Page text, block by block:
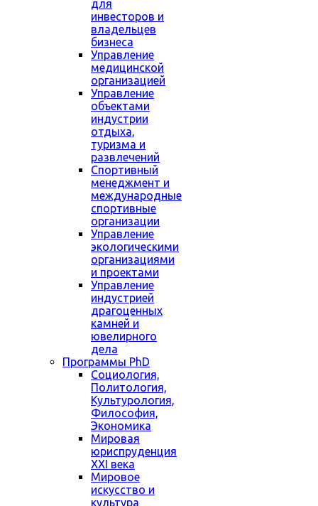
для
инвесторов и
владельцев
бизнеса
Управление
медицинской
организацией
Управление
объектами
индустрии
отдыха,
туризма и
развлечений
Спортивный
менеджмент и
международные
спортивные
организации
Управление
экологическими
организациями
и проектами
Управление
индустрией
драгоценных
камней и
ювелирного
дела
Программы PhD
Социология,
Политология,
Культурология,
Философия,
Экономика
Мировая
юриспруденция
XXI века
Мировое
искусство и
культура